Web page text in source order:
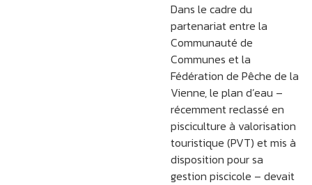
Dans le cadre du
partenariat entre la
Communauté de
Communes et la
Fédération de Pêche de la
Vienne, le plan d’eau –
récemment reclassé en
pisciculture à valorisation
touristique (PVT) et mis à
disposition pour sa
gestion piscicole – devait